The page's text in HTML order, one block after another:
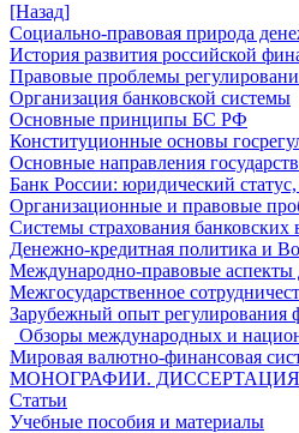
[Назад]
Социально-правовая природа
История развития российской
Правовые проблемы
Организация банковской системы
Основные принципы БС РФ
Конституционные основы
Основные направления
Банк России: юридический
Организационные и правовые
Системы страхования банковских
Денежно-кредитная политика и
Международно-правовые аспекты
Межгосударственное
Зарубежный опыт регулирования
Обзоры международных и
Мировая валютно-финансовая
МОНОГРАФИИ. ДИССЕРТАЦИЯ
Статьи
Учебные пособия и материалы